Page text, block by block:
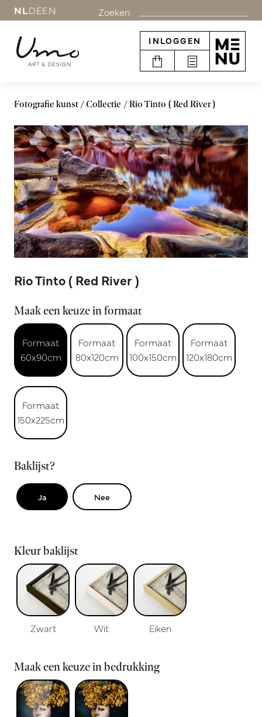
NLDEEN Zoeken
INLOGGEN
Fotografie kunst Collectie Rio Tinto ( Red River )
Rio Tinto ( Red River )
Maak een keuze in formaat
Formaat
60x90cm
Formaat
80x120cm
Formaat
100x150cm
Formaat
120x180cm
Formaat
150x225cm
Baklijst?
Ja Nee
Kleur baklijst
Zwart Wit Eiken
Maak een keuze in bedrukking